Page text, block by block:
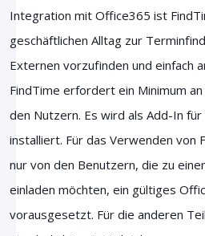
Integration mit Office365 ist
geschäftlichen Alltag zur
Externen vorzufinden und einfach
FindTime erfordert ein Minimum
den Nutzern. Es wird als Add-In
installiert. Für das Verwenden von
nur von den Benutzern, die zu
einladen möchten, ein gültiges
vorausgesetzt. Für die anderen